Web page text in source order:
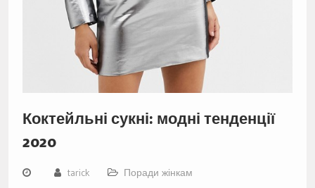
Коктейльні сукні: модні тенденції
2020
tarick Поради жінкам